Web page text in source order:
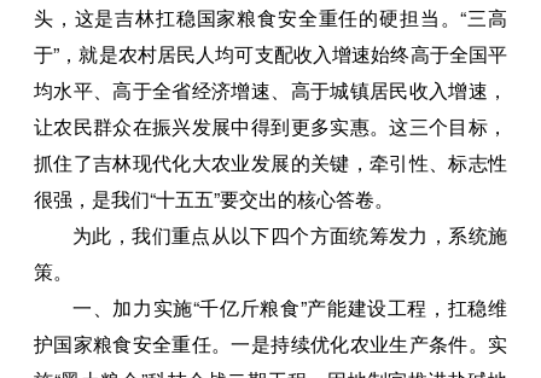
头，这是吉林扛稳国家粮食安全重任的硬担当。“三高
于”，就是农村居民人均可支配收入增速始终高于全国平
均水平、高于全省经济增速、高于城镇居民收入增速，
让农民群众在振兴发展中得到更多实惠。这三个目标，
抓住了吉林现代化大农业发展的关键，牵引性、标志性
很强，是我们“十五五”要交出的核心答卷。
为此，我们重点从以下四个方面统筹发力，系统施
策。
一、加力实施“千亿斤粮食”产能建设工程，扛稳维
护国家粮食安全重任。一是持续优化农业生产条件。实